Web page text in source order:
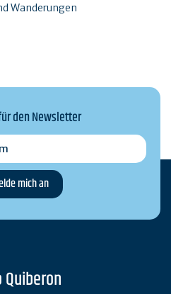
Wanderungen
den Newsletter